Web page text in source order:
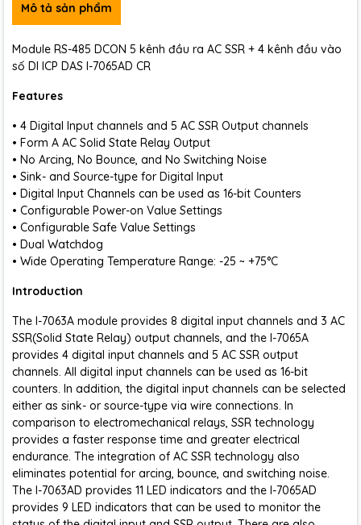
Mô tả sản phẩm
Module RS-485 DCON 5 kênh đầu ra AC SSR + 4 kênh đầu vào
số DI ICP DAS I-7065AD CR
Features
• 4 Digital Input channels and 5 AC SSR Output channels
• Form A AC Solid State Relay Output
• No Arcing, No Bounce, and No Switching Noise
• Sink- and Source-type for Digital Input
• Digital Input Channels can be used as 16-bit Counters
• Configurable Power-on Value Settings
• Configurable Safe Value Settings
• Dual Watchdog
• Wide Operating Temperature Range: -25 ~ +75°C
Introduction
The I-7063A module provides 8 digital input channels and 3 AC
SSR(Solid State Relay) output channels, and the I-7065A
provides 4 digital input channels and 5 AC SSR output
channels. All digital input channels can be used as 16-bit
counters. In addition, the digital input channels can be selected
either as sink- or source-type via wire connections. In
comparison to electromechanical relays, SSR technology
provides a faster response time and greater electrical
endurance. The integration of AC SSR technology also
eliminates potential for arcing, bounce, and switching noise.
The I-7063AD provides 11 LED indicators and the I-7065AD
provides 9 LED indicators that can be used to monitor the